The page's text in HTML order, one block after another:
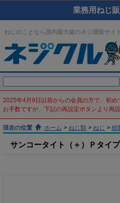
業務用ねじ
ねじのことなら国内最大級のネジ通販サイ
2025年4月9日以前からの会員の方で、初め
お手数ですが、下記の再設定ボタンより再
現在の位置 ホーム > ねじ類 > ねじ > 樹
サンコータイト（＋）Ｐタイ